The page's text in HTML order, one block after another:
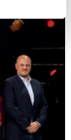
Daten
im
zu
anbieten
zu